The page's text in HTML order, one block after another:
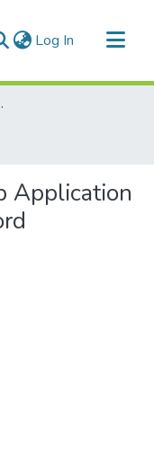
Log In (current)
Application